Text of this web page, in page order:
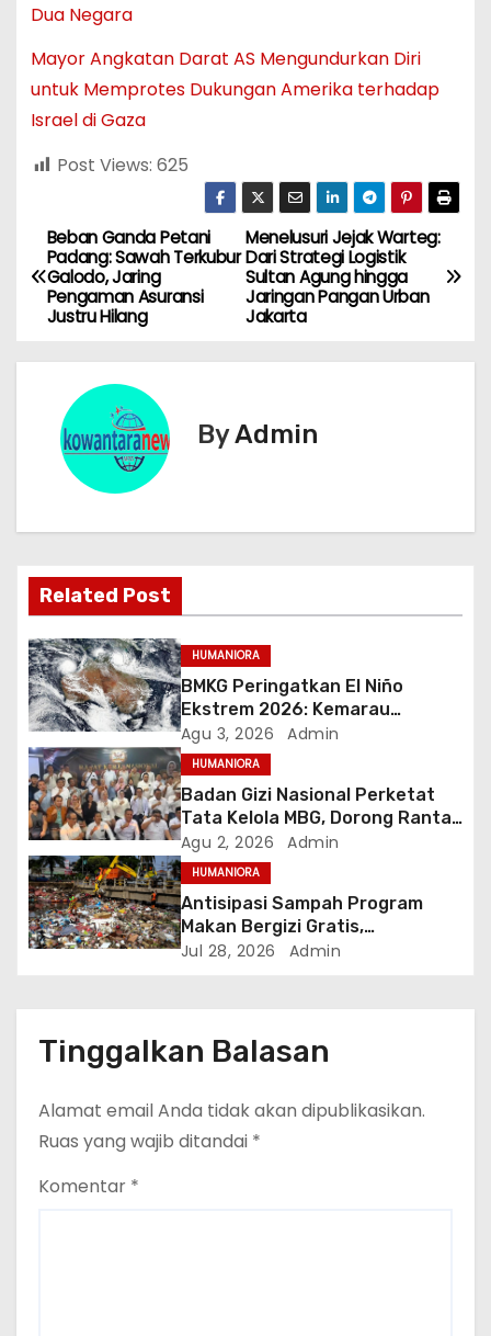
Dua Negara
Mayor Angkatan Darat AS Mengundurkan Diri
untuk Memprotes Dukungan Amerika terhadap
Israel di Gaza
Post Views: 625
N
a
s
i
p
o
s
Menelusuri Jejak Warteg:
Dari Strategi Logistik
Sultan Agung hingga
Jaringan Pangan Urban
Jakarta
Beban Ganda Petani
Padang: Sawah Terkubur
Galodo, Jaring
Pengaman Asuransi
Justru Hilang
ByAdmin
Related Post
HUMANIORA
BMKG Peringatkan El Niño
Ekstrem 2026: Kemarau
Panjang Berpeluang 98 Persen
hingga Awal 2027
Agu 3, 2026 Admin
HUMANIORA
Badan Gizi Nasional Perketat
Tata Kelola MBG, Dorong Rantai
Pasok Pangan Berbasis Petani
Lokal
Agu 2, 2026 Admin
HUMANIORA
Antisipasi Sampah Program
Makan Bergizi Gratis,
Kementerian LH Gandeng ITS
Jul 28, 2026 Admin
Tinggalkan Balasan
Alamat email Anda tidak akan dipublikasikan.
Ruas yang wajib ditandai *
Komentar *